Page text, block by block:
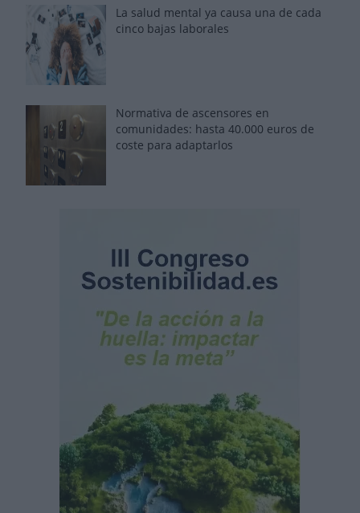
La salud mental ya causa una de cada
cinco bajas laborales
Normativa de ascensores en
comunidades: hasta 40.000 euros de
coste para adaptarlos